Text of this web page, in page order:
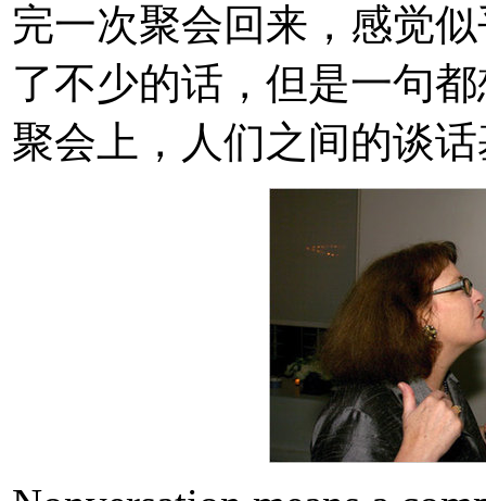
完一次聚会回来，感觉
了不少的话，但是一句
聚会上，人们之间的谈